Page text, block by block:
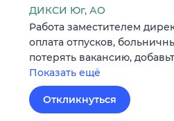
ДИКСИ Юг, АО
Работа заместителем
оплата отпусков,
потерять вакансию,
Показать ещё
Откликнуться